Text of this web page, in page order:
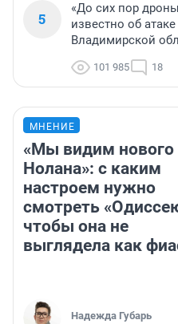
5
«До сих пор
известно об
Владимирской
101 985 18
МНЕНИЕ
«Мы видим нового
Нолана»: с каким
настроем нужно
смотреть
чтобы она не
выглядела как
Надежда Губарь